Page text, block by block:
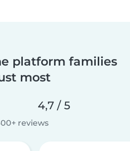
platform families
most
4,7 / 5
reviews